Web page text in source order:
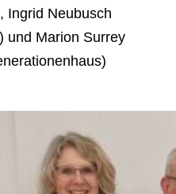
Ingrid Neubusch
und Marion Surrey